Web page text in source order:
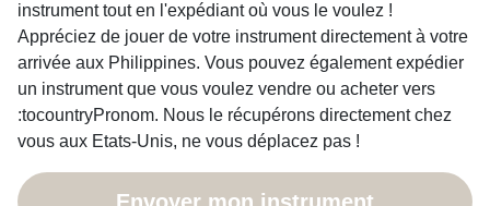
instrument tout en l'expédiant où vous le voulez !
Appréciez de jouer de votre instrument directement à votre
arrivée aux Philippines. Vous pouvez également expédier
un instrument que vous voulez vendre ou acheter vers
:tocountryPronom. Nous le récupérons directement chez
vous aux Etats-Unis, ne vous déplacez pas !